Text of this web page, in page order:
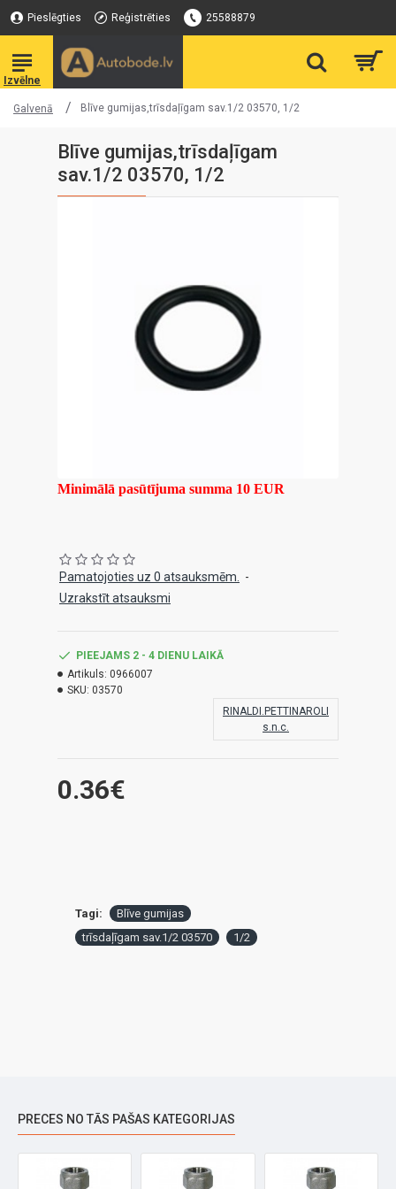
Pieslēgties Reģistrēties 25588879
Galvenā Blīve gumijas,trīsdaļīgam sav.1/2 03570, 1/2
Blīve gumijas,trīsdaļīgam
sav.1/2 03570, 1/2
Minimālā pasūtījuma summa 10 EUR
Pamatojoties uz 0 atsauksmēm.
-
Uzrakstīt atsauksmi
0.36€
PIEEJAMS 2 - 4 DIENU LAIKĀ
Artikuls: 0966007
SKU: 03570
RINALDI.PETTINAROLI
s.n.c.
Tagi:
Blīve gumijas
trīsdaļīgam sav.1/2 03570
1/2
PRECES NO TĀS PAŠAS KATEGORIJAS